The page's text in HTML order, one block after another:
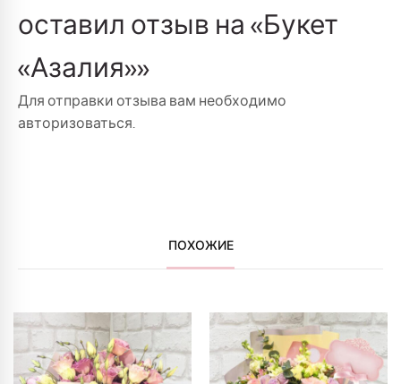
оставил отзыв на «Букет
«Азалия»»
Для отправки отзыва вам необходимо
авторизоваться.
ПОХОЖИЕ